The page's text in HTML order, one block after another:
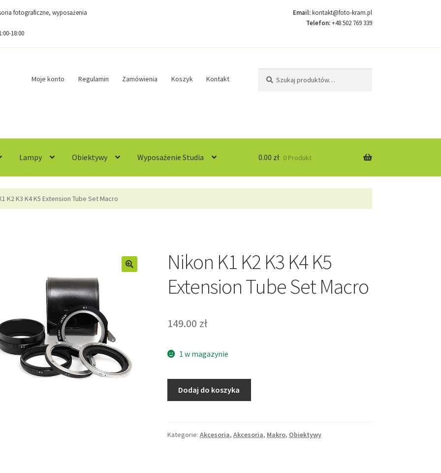
fotograficzne, wyposażenia
18:00
Email:kontakt@foto-kram.pl
Telefon:+48 502 769 339
Moje konto Regulamin Zamówienia Koszyk Kontakt
Lampy Obiektywy Wyposażenie Studia
Sample PageSklepZamówienia
0.00 zł 0 Produkt
K2 K3 K4 K5 Extension Tube Set Macro
Nikon K1 K2 K3 K4 K5
Extension Tube Set Macro
149.00 zł
1 w magazynie
K3
Dodaj do koszyka
Kategorie: Akcesoria, Akcesoria, Makro, Obiektywy